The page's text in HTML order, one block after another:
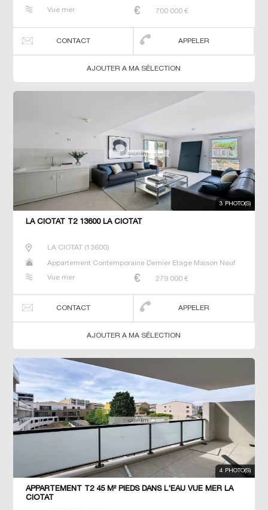
Vue mer
700 000 €
CONTACT APPELER
AJOUTER A MA SÉLECTION
3 PHOTO(S)
LA CIOTAT T2 13600 LA CIOTAT
LA CIOTAT(13600)
Appartement Contemporaine Dernier Etage Maison Neuf
Vue mer
279 000 €
CONTACT APPELER
AJOUTER A MA SÉLECTION
4 PHOTO(S)
APPARTEMENT T2 45 M² PIEDS DANS L'EAU VUE MER LA
CIOTAT